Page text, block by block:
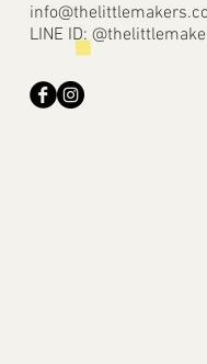
LINE ID: